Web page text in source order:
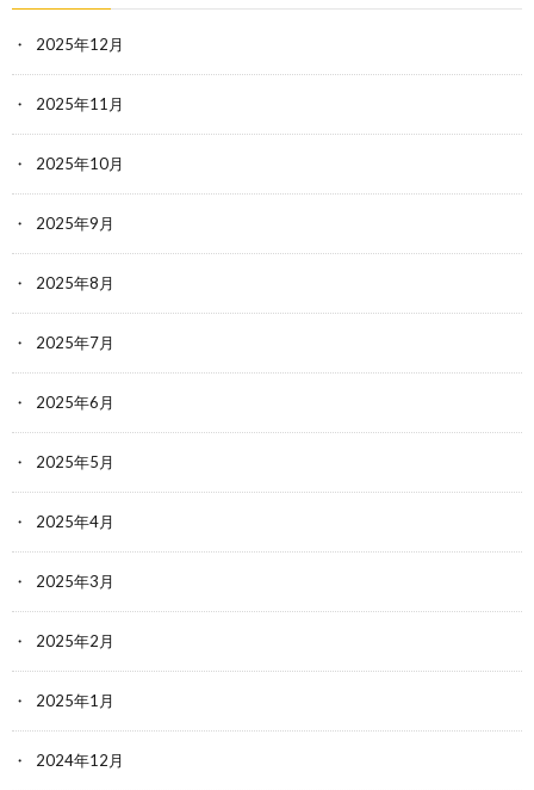
2025年12月
2025年11月
2025年10月
2025年9月
2025年8月
2025年7月
2025年6月
2025年5月
2025年4月
2025年3月
2025年2月
2025年1月
2024年12月